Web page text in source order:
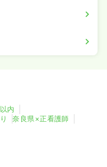
万円以上可
一時募集休止
内
奈良県×正看護師